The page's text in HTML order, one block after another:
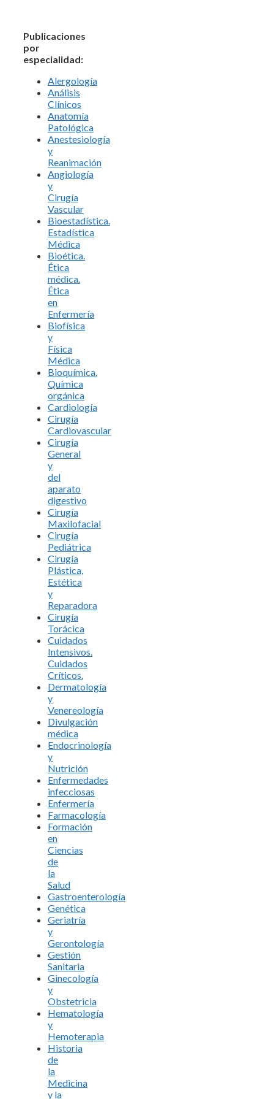
Publicaciones
por
especialidad:
Alergología
Análisis
Clínicos
Anatomía
Patológica
Anestesiología
y
Reanimación
Angiología
y
Cirugía
Vascular
Bioestadística.
Estadística
Médica
Bioética.
Ética
médica.
Ética
en
Enfermería
Biofísica
y
Física
Médica
Bioquímica.
Química
orgánica
Cardiología
Cirugía
Cardiovascular
Cirugía
General
y
del
aparato
digestivo
Cirugía
Maxilofacial
Cirugía
Pediátrica
Cirugía
Plástica,
Estética
y
Reparadora
Cirugía
Torácica
Cuidados
Intensivos.
Cuidados
Críticos.
Dermatología
y
Venereología
Divulgación
médica
Endocrinología
y
Nutrición
Enfermedades
infecciosas
Enfermería
Farmacología
Formación
en
Ciencias
de
la
Salud
Gastroenterología
Genética
Geriatría
y
Gerontología
Gestión
Sanitaria
Ginecología
y
Obstetricia
Hematología
y
Hemoterapia
Historia
de
la
Medicina
y la